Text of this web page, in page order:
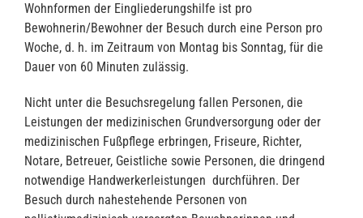
Wohnformen der Eingliederungshilfe ist pro
Bewohnerin/Bewohner der Besuch durch eine Person pro
Woche, d. h. im Zeitraum von Montag bis Sonntag, für die
Dauer von 60 Minuten zulässig.
Nicht unter die Besuchsregelung fallen Personen, die
Leistungen der medizinischen Grundversorgung oder der
medizinischen Fußpflege erbringen, Friseure, Richter,
Notare, Betreuer, Geistliche sowie Personen, die dringend
notwendige Handwerkerleistungen durchführen. Der
Besuch durch nahestehende Personen von